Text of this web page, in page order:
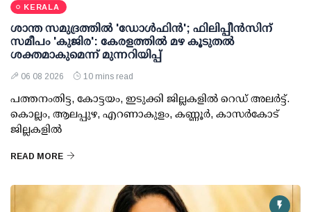
KERALA
ശാന്ത സമുദ്രത്തില്‍ 'ഡോള്‍ഫിന്‍'; ഫിലിപ്പീന്‍സിന്
സമീപം 'കുജിര': കേരളത്തില്‍ മഴ കൂടുതല്‍
ശക്തമാകുമെന്ന് മുന്നറിയിപ്പ്
06 08 2026 10 mins read
പത്തനംതിട്ട, കോട്ടയം, ഇടുക്കി ജില്ലകളില്‍ റെഡ് അലര്‍ട്ട്.
കൊല്ലം, ആലപ്പുഴ, എറണാകുളം, കണ്ണൂര്‍, കാസര്‍കോട്
ജില്ലകളില്‍
READ MORE